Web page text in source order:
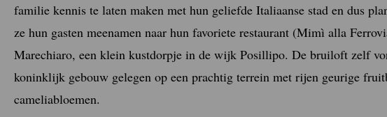
familie kennis te laten maken met hun geliefde Italiaanse stad en dus
ze hun gasten meenamen naar hun favoriete restaurant (Mimì alla
Marechiaro, een klein kustdorpje in de wijk Posillipo. De bruiloft zelf
koninklijk gebouw gelegen op een prachtig terrein met rijen geurige
cameliabloemen.